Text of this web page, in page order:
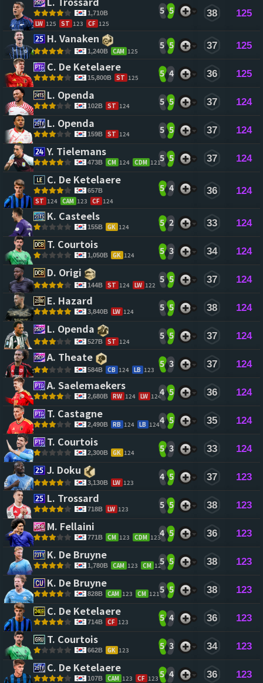
1,710B
LW 125 ST 123 CF 125
5 5 38 125
H. Vanaken
1,240B CAM 125
5 5 37 125
C. De Ketelaere
15,800B ST 125 5 4 36 125
L. Openda
102B ST 124 5 5 37 124
L. Openda
159B ST 124 5 5 37 124
Y. Tielemans
473B CM 124 CDM 1215 5 37 124
C. De Ketelaere
657B
ST 124 CAM 123 CF 124
5 4 36 124
K. Casteels
155B GK 124 5 2 33 124
T. Courtois
1,050B GK 124 5 3 34 124
D. Origi
144B ST 124 LW 122
5 5 37 124
E. Hazard
3,840B LW 124 5 5 38 124
L. Openda
527B ST 124
5 5 37 124
A. Theate
584B CB 124 LB 123
5 3 37 124
A. Saelemaekers
2,680B RW 124 LW 1244 5 36 124
T. Castagne
2,490B RB 124 LB 1244 5 35 124
T. Courtois
2,300B GK 124 5 3 33 124
J. Doku
3,130B LW 123
4 5 37 123
L. Trossard
718B LW 123 5 5 38 123
M. Fellaini
771B CM 123 CDM 1234 5 36 123
K. De Bruyne
1,780B CAM 123 CM 122
5 5 38 123
K. De Bruyne
828B CAM 123 CM 1215 5 38 123
C. De Ketelaere
714B CF 123 5 4 36 123
T. Courtois
662B GK 123 5 3 34 123
C. De Ketelaere
107B CAM 123 CF 123 5 4 36 123